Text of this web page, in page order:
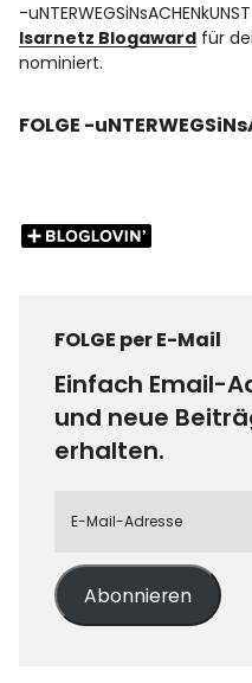
-
Isarnetz Blogaward für
nominiert.
FOLGE -
FOLGE per E-Mail
Einfach Email-
und neue
erhalten.
Abonnieren